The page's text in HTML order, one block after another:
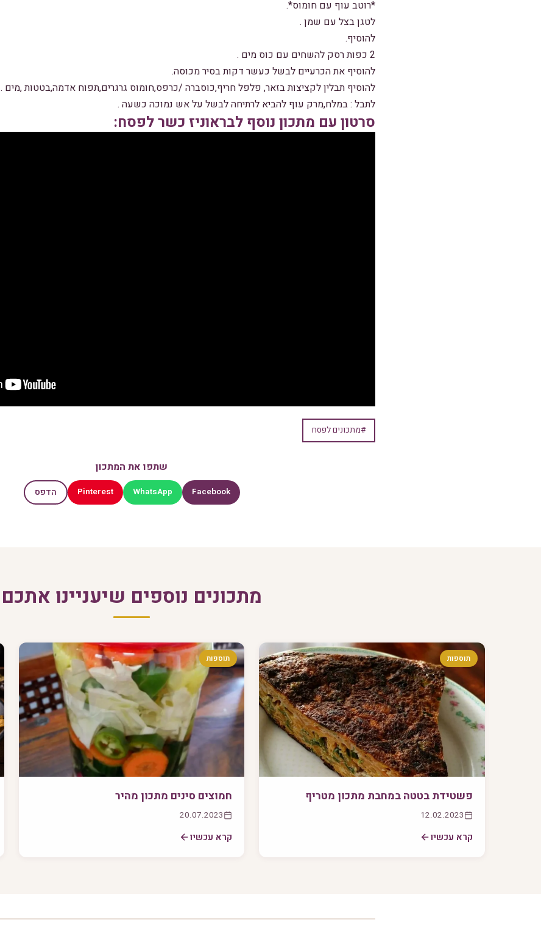
*רוטב עוף עם חומוס*.
לטגן בצל עם שמן .
להוסיף.
2 כפות רסק להשחים עם כוס מים .
להוסיף את הכרעיים לבשל כעשר דקות בסיר מכוסה.
להוסיף תבלין לקציצות בזאר, פלפל חריף,כוסברה /כרפס,חומוס גרגרים,תפוח אדמה,בטטות ,מים .
לתבל : במלח,מרק עוף להביא לרתיחה לבשל על אש נמוכה כשעה .
סרטון עם מתכון נוסף לבראוניז כשר לפסח:
#מתכונים לפסח
שתפו את המתכון
Facebook
WhatsApp
Pinterest הדפס
מתכונים נוספים שיעניינו אתכם
תוספות
פשטידת בטטה במחבת מתכון מטריף
12.02.2023
קרא עכשיו
תוספות
חמוצים סינים מתכון מהיר
20.07.2023
קרא עכשיו